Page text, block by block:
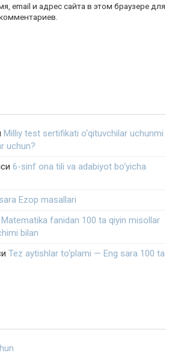
email и адрес сайта в этом браузере для
Milliy test sertifikati o‘qituvchilar uchunmi
uchun?
6-sinf ona tili va adabiyot bo‘yicha
Ezop masallari
Matematika fanidan 100 ta qiyin misollar
bilan
Tez aytishlar to‘plami — Eng sara 100 ta